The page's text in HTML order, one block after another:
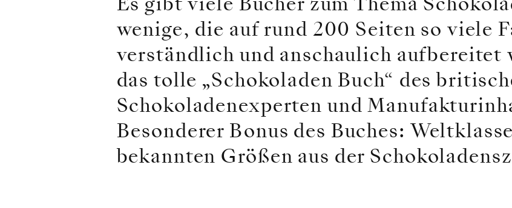
Es gibt viele Bücher zum Thema
wenige, die auf rund 200 Seiten so viele
verständlich und anschaulich aufbereitet
das tolle „Schokoladen Buch“ des
Schokoladenexperten und
Besonderer Bonus des Buches:
bekannten Größen aus der